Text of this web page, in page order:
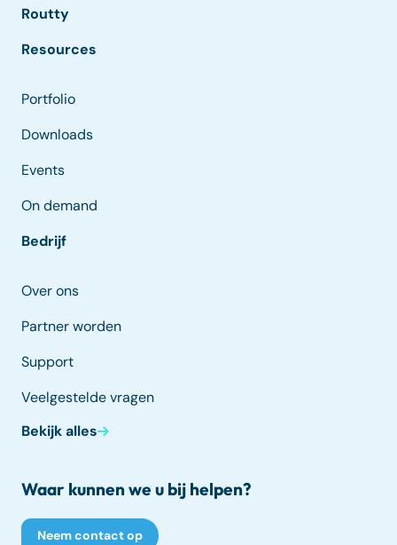
Routty
Resources
Portfolio
Downloads
Events
On demand
Bedrijf
Over ons
Partner worden
Support
Veelgestelde vragen
Bekijk alles
Waar kunnen we u bij helpen?
Neem contact op